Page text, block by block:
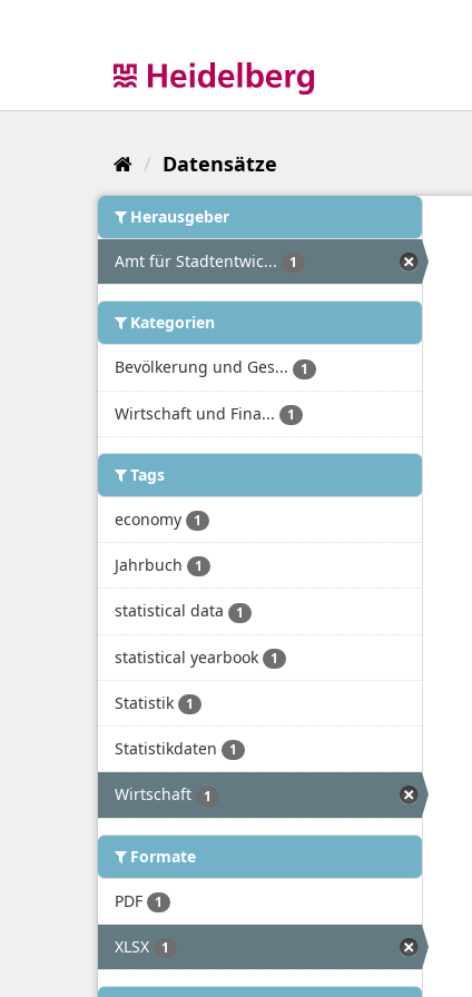
Datensätze
Herausgeber
Amt für Stadtentwic... 1
Kategorien
Bevölkerung und Ges... 1
Wirtschaft und Fina... 1
Tags
economy 1
Jahrbuch 1
statistical data 1
statistical yearbook 1
Statistik 1
Statistikdaten 1
Wirtschaft 1
Formate
PDF 1
XLSX 1